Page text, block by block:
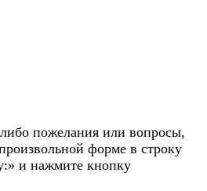
пожелания или вопросы,
форме в строку
и нажмите кнопку